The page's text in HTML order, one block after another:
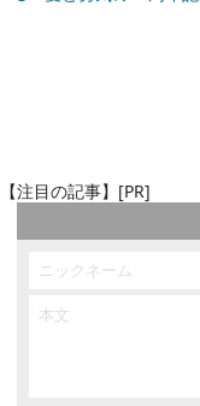
【注目の記事】[PR]